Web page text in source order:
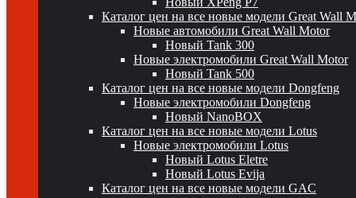
Каталог цен на все новые модели Great Wall
Новые автомобили Great Wall Motor
Новый Tank 300
Новые электромобили Great Wall Motor
Новый Tank 500
Каталог цен на все новые модели Dongfeng
Новые электромобили Dongfeng
Новый NanoBOX
Каталог цен на все новые модели Lotus
Новые электромобили Lotus
Новый Lotus Eletre
Новый Lotus Evija
Каталог цен на все новые модели GAC